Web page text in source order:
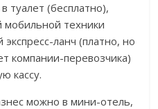
туалет (бесплатно),
мобильной техники
ланч (платно, но
компании-перевозчика)
кассу.
можно в мини-отель,